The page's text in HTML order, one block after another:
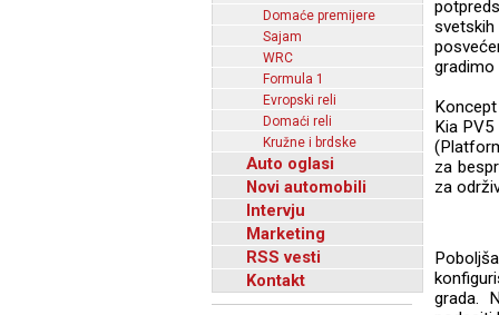
Domaće premijere
Sajam
WRC
Formula 1
Evropski reli
Domaći reli
Kružne i brdske
Auto oglasi
Novi automobili
Intervju
Marketing
RSS vesti
Kontakt
gradimo
Kia
za
za
grada.